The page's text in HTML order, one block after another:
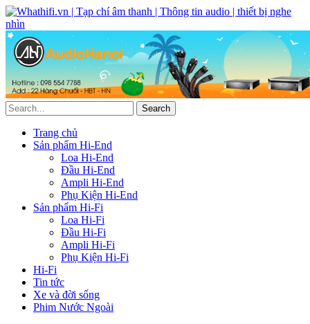
Trang chủ
Sản phẩm Hi-End
Loa Hi-End
Đầu Hi-End
Ampli Hi-End
Phụ Kiện Hi-End
Sản phẩm Hi-Fi
Loa Hi-Fi
Đầu Hi-Fi
Ampli Hi-Fi
Phụ Kiện Hi-Fi
Hi-Fi
Tin tức
Xe và đời sống
Phim Nước Ngoài